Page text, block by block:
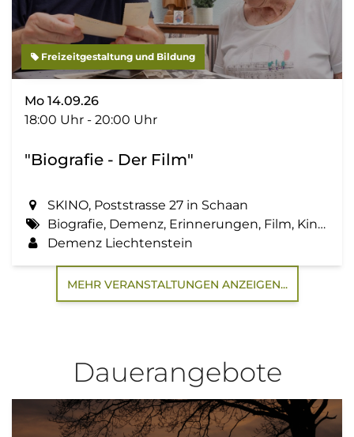
Freizeitgestaltung und Bildung
Mo 14.09.26
18:00 Uhr - 20:00 Uhr
"Biografie - Der Film"
SKINO, Poststrasse 27 in Schaan
Biografie, Demenz, Erinnerungen, Film, Kino, Lebensgeschichte, Zemma tua - Senioren gemeinsam aktiv
Demenz Liechtenstein
MEHR VERANSTALTUNGEN ANZEIGEN...
Dauerangebote